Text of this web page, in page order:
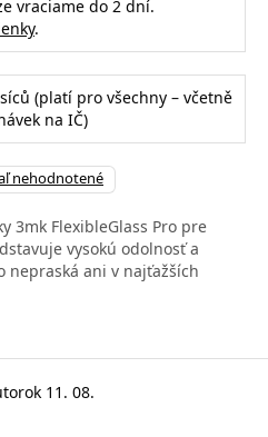
vraciame do 2 dní.
.
(platí pro všechny – včetně
na IČ)
nehodnotené
3mk FlexibleGlass Pro pre
vysokú odolnosť a
nepraská ani v najťažších
11. 08.